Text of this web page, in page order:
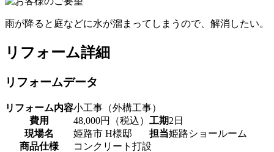
雨が降ると庭などに水が溜まってしまうので、解消したい。
リフォーム詳細
リフォームデータ
リフォーム内容小工事（外構工事）
費用
48,000円（税込） 工期2日
現場名
姫路市 H様邸 担当姫路ショールーム
商品仕様
コンクリート打設